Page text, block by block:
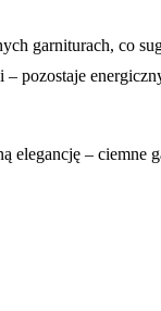
garniturach, co
pozostaje
– ciemne